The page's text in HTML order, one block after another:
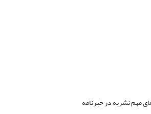
مهم نشریه در خبرنامه